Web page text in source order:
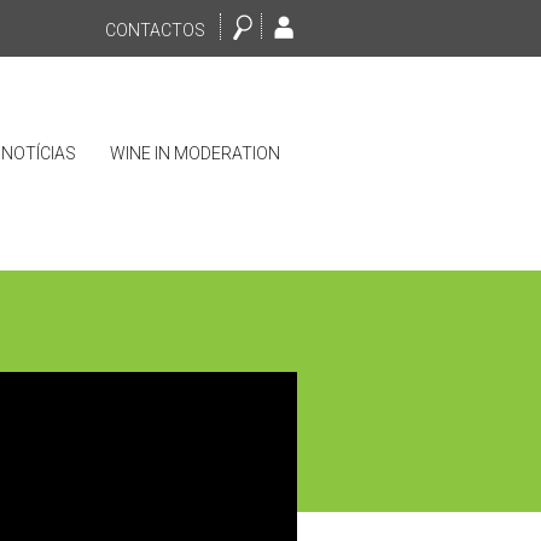
CONTACTOS
NOTÍCIAS WINE IN MODERATION